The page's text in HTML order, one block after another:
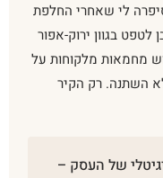
לי שאחרי החלפת
בגוון ירוק-אפור
מחמאות מלקוחות על
השתנה. רק הקיר
של העסק –